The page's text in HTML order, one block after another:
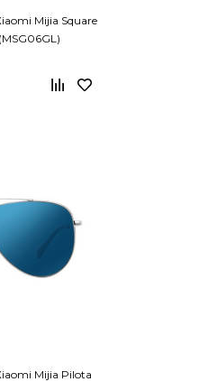
Mijia Square
Mijia Pilota